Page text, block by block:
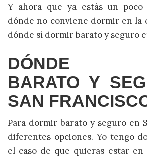
Y ahora que ya estás un poco
dónde no conviene dormir en la
dónde sí dormir barato y seguro
DÓNDE
BARATO Y
SAN
Para dormir barato y seguro en
diferentes opciones. Yo tengo
el caso de que quieras estar